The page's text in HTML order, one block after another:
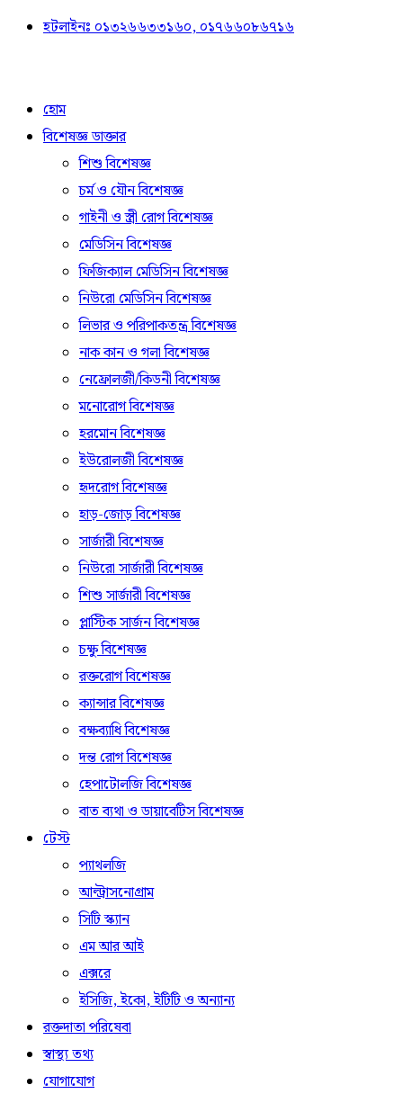
হটলাইনঃ ০১৩২৬৬৩৩১৬০, ০১৭৬৬০৮৬৭১৬
হোম
বিশেষজ্ঞ ডাক্তার
শিশু বিশেষজ্ঞ
চর্ম ও যৌন বিশেষজ্ঞ
গাইনী ও স্ত্রী রোগ বিশেষজ্ঞ
মেডিসিন বিশেষজ্ঞ
ফিজিক্যাল মেডিসিন বিশেষজ্ঞ
নিউরো মেডিসিন বিশেষজ্ঞ
লিভার ও পরিপাকতন্ত্র বিশেষজ্ঞ
নাক কান ও গলা বিশেষজ্ঞ
নেফ্রোলজী/কিডনী বিশেষজ্ঞ
মনোরোগ বিশেষজ্ঞ
হরমোন বিশেষজ্ঞ
ইউরোলজী বিশেষজ্ঞ
হৃদরোগ বিশেষজ্ঞ
হাড়-জোড় বিশেষজ্ঞ
সার্জারী বিশেষজ্ঞ
নিউরো সার্জারী বিশেষজ্ঞ
শিশু সার্জারী বিশেষজ্ঞ
প্লাস্টিক সার্জন বিশেষজ্ঞ
চক্ষু বিশেষজ্ঞ
রক্তরোগ বিশেষজ্ঞ
ক্যান্সার বিশেষজ্ঞ
বক্ষব্যাধি বিশেষজ্ঞ
দন্ত রোগ বিশেষজ্ঞ
হেপাটোলজি বিশেষজ্ঞ
বাত ব্যথা ও ডায়াবেটিস বিশেষজ্ঞ
টেস্ট
প্যাথলজি
আল্ট্রাসনোগ্রাম
সিটি স্ক্যান
এম আর আই
এক্সরে
ইসিজি, ইকো, ইটিটি ও অন্যান্য
রক্তদাতা পরিষেবা
স্বাস্থ্য তথ্য
যোগাযোগ